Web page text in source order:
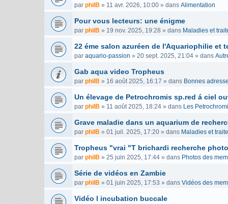
par philB » 11 avr. 2026, 10:00 » dans Alimentation
Pour vous lecteurs: une énigme
par philB » 19 nov. 2025, 19:28 » dans Maladies et
22 éme salon azuréen de l'Aquariophilie et
par aquario-passion » 20 sept. 2025, 21:04 » dans
Gab aqua video Tropheus
par philB » 16 août 2025, 16:17 » dans Bonnes
Un élevage de Petrochromis sp.red á ciel
par philB » 11 août 2025, 18:24 » dans Les
Grave maladie dans un aquarium de
par philB » 01 juil. 2025, 17:20 » dans Maladies et
Tropheus "vrai "T brichardi recherche
par philB » 25 juin 2025, 17:44 » dans Photos des
Série de vidéos en Zambie
par philB » 01 juin 2025, 17:53 » dans Vidéos des
Vidéo l incubation buccale